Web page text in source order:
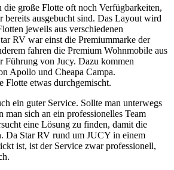
die große Flotte oft noch Verfügbarkeiten,
bereits ausgebucht sind. Das Layout wird
jeweils aus verschiedenen
RV war einst die Premiummarke der
fahren die Premium Wohnmobile aus
Führung von Jucy. Dazu kommen
Apollo und Cheapa Campa.
Flotte etwas durchgemischt.
ein guter Service. Sollte man unterwegs
man sich an ein professionelles Team
eine Lösung zu finden, damit die
Da Star RV rund um JUCY in einem
ist, ist der Service zwar professionell,